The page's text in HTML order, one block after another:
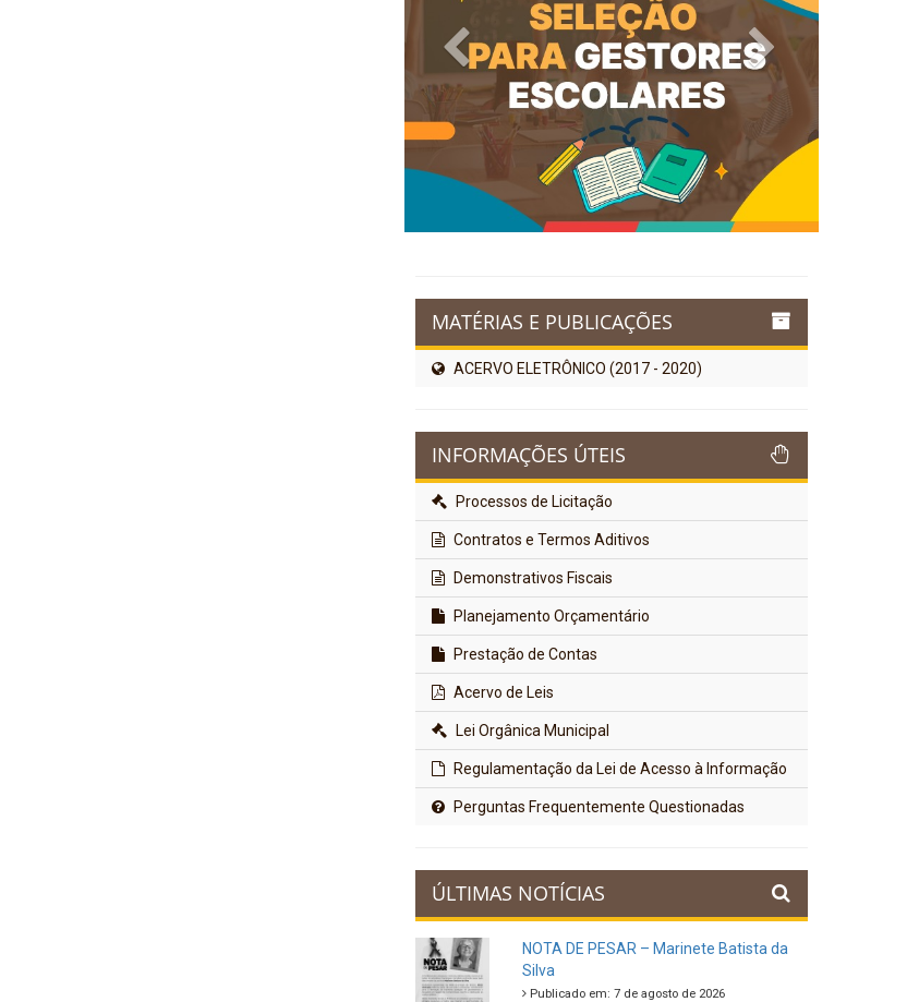
Previous Next
MATÉRIAS E PUBLICAÇÕES
ACERVO ELETRÔNICO (2017 - 2020)
INFORMAÇÕES ÚTEIS
Processos de Licitação
Contratos e Termos Aditivos
Demonstrativos Fiscais
Planejamento Orçamentário
Prestação de Contas
Acervo de Leis
Lei Orgânica Municipal
Regulamentação da Lei de Acesso à Informação
Perguntas Frequentemente Questionadas
ÚLTIMAS NOTÍCIAS
NOTA DE PESAR – Marinete Batista da
Silva
Publicado em: 7 de agosto de 2026